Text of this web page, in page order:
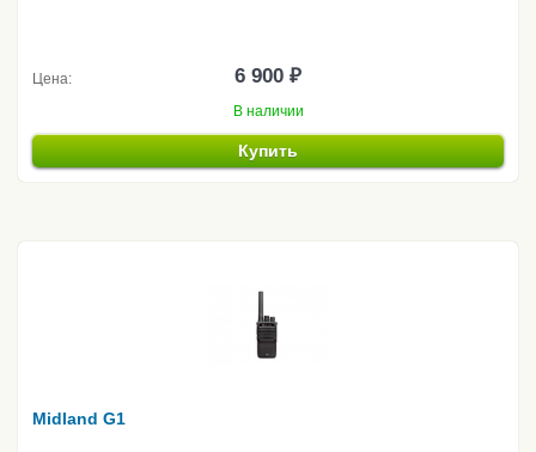
Цена: 6 900 ₽
В наличии
Купить
Midland G1